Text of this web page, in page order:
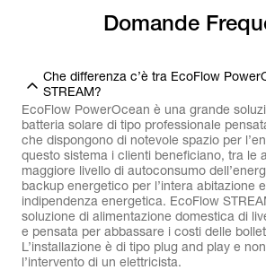
Domande
Che differenza c’è tra EcoFlow
STREAM?
EcoFlow PowerOcean è una grande
batteria solare di tipo professionale
che dispongono di notevole spazio per
questo sistema i clienti beneficiano, tra le
maggiore livello di autoconsumo
backup energetico per l’intera abitazione
indipendenza energetica. EcoFlow
soluzione di alimentazione domestica di
e pensata per abbassare i costi delle
L’installazione è di tipo plug and play e
l’intervento di un elettricista.